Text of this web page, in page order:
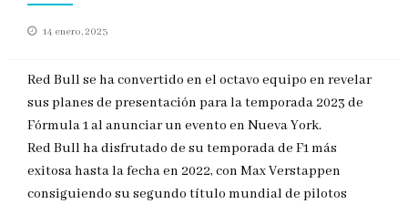
Publicado
14 enero, 2023
Red Bull se ha convertido en el octavo equipo en revelar
sus planes de presentación para la temporada 2023 de
Fórmula 1 al anunciar un evento en Nueva York.
Red Bull ha disfrutado de su temporada de F1 más
exitosa hasta la fecha en 2022, con Max Verstappen
consiguiendo su segundo título mundial de pilotos